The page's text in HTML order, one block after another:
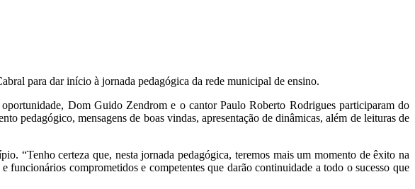
para dar início à jornada pedagógica da rede municipal de ensino.
Dom Guido Zendrom e o cantor Paulo Roberto Rodrigues participaram do
pedagógico, mensagens de boas vindas, apresentação de dinâmicas, além de leituras de
“Tenho certeza que, nesta jornada pedagógica, teremos mais um momento de êxito na
funcionários comprometidos e competentes que darão continuidade a todo o sucesso que